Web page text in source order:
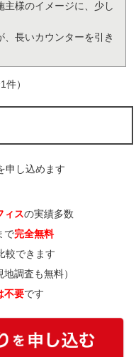
主様のイメージに、少し
、長いカウンターを引き
）
申し込めます
ィスの実績多数
で完全無料
較できます
調査も無料）
不要です